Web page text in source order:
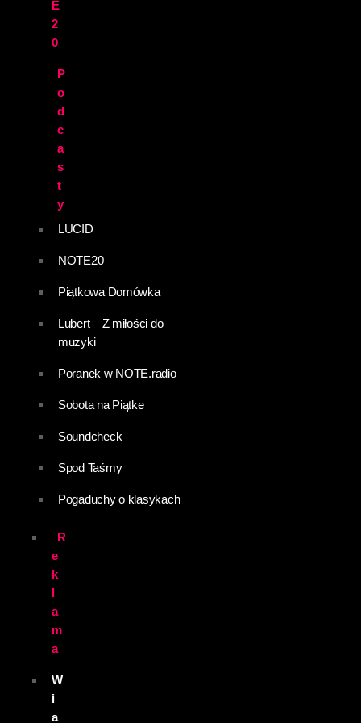
E
2
0
P
o
d
c
a
s
t
y
LUCID
NOTE20
Piątkowa Domówka
Lubert – Z miłości do
muzyki
Poranek w NOTE.radio
Sobota na Piątke
Soundcheck
Spod Taśmy
Pogaduchy o klasykach
R
e
k
l
a
m
a
W
i
a